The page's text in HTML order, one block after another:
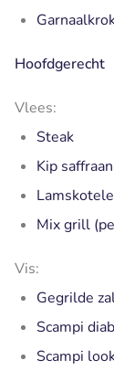
Hoofdgerecht
Vlees:
Steak
Kip saffraan
Mix grill
Vis:
Gegrilde
Scampi
Scampi